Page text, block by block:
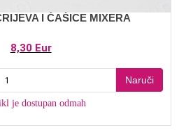
I ČAŠICE MIXERA
8,30 Eur
Naruči
je dostupan odmah